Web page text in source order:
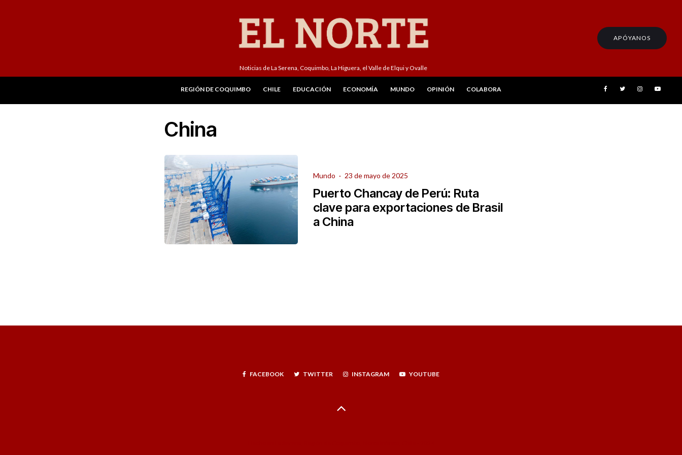
Noticias de La Serena, Coquimbo, La Higuera, el Valle de Elqui y Ovalle
APÓYANOS
REGIÓN DE COQUIMBO CHILE EDUCACIÓN ECONOMÍA MUNDO OPINIÓN COLABORA
China
Mundo · 23 de mayo de 2025
Puerto Chancay de Perú: Ruta
clave para exportaciones de Brasil
a China
FACEBOOK TWITTER INSTAGRAM YOUTUBE